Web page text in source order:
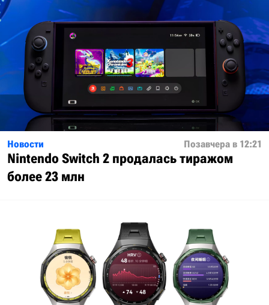
Новости Позавчера в 12:21
Nintendo Switch 2 продалась тиражом
более 23 млн